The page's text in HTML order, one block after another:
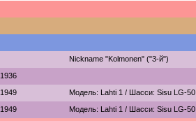
Nickname "Kolmonen" ("3-й")
1936
1949 Модель: Lahti 1 / Шасси: Sisu LG-50.
1949 Модель: Lahti 1 / Шасси: Sisu LG-50.